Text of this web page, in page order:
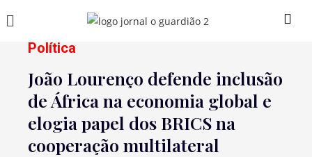
Política
João Lourenço defende inclusão
de África na economia global e
elogia papel dos BRICS na
cooperação multilateral